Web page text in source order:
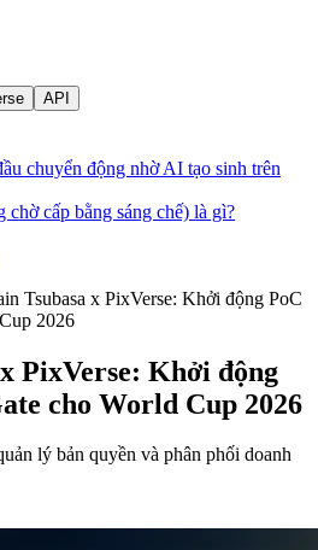
API
chuyển động nhờ AI tạo sinh trên
cấp bằng sáng chế) là gì?
Tsubasa x PixVerse: Khởi động PoC
2026
PixVerse: Khởi động
cho World Cup 2026
lý bản quyền và phân phối doanh